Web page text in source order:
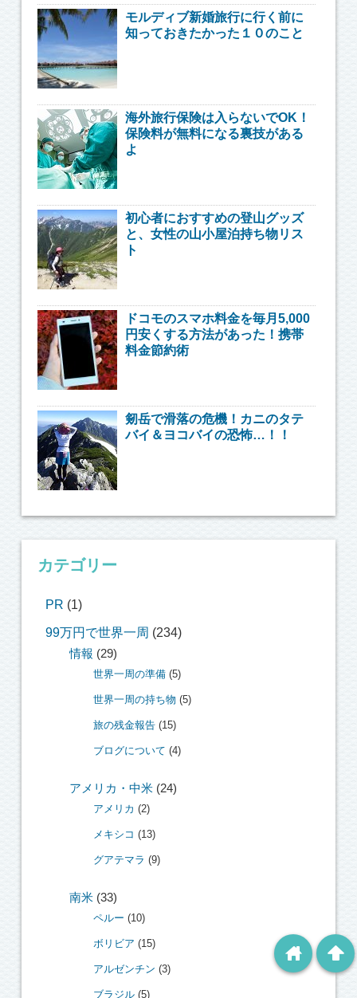
モルディブ新婚旅行に行く前に
知っておきたかった１０のこと
海外旅行保険は入らないでOK！
保険料が無料になる裏技がある
よ
初心者におすすめの登山グッズ
と、女性の山小屋泊持ち物リス
ト
ドコモのスマホ料金を毎月5,000
円安くする方法があった！携帯
料金節約術
剱岳で滑落の危機！カニのタテ
バイ＆ヨコバイの恐怖…！！
カテゴリー
PR (1)
99万円で世界一周 (234)
情報 (29)
世界一周の準備(5)
世界一周の持ち物 (5)
旅の残金報告(15)
ブログについて (4)
アメリカ・中米(24)
アメリカ (2)
メキシコ (13)
グアテマラ (9)
南米(33)
ペルー (10)
ボリビア (15)
アルゼンチン (3)
ブラジル(5)
arrowup
home